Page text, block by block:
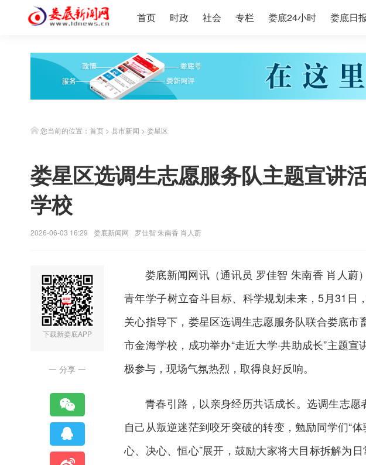
首页 时政 社会 专栏 娄底24小时 娄底日
您当前的位置： 首页 > 县市新闻 > 娄星区
娄星区选调生志愿服务队主题宣讲
学校
2026-06-03 16:29 娄底新闻网 罗佳智 朱南香 肖人蔚
下载新娄底APP
一 分享 一
娄底新闻网讯（通讯员 罗佳智 朱南香 肖人蔚）
青年学子树立奋斗目标、科学规划未来，5月31日
关心指导下，娄星区选调生志愿服务队联合娄底
市金海学校，成功举办“走近大学·共助成长”主题
极参与，现场气氛热烈，取得良好反响。
青春引路，以亲身经历共话成长。选调生志愿
自己从叛逆迷茫到咬牙突破的转变，勉励同学们“
心、决心、恒心”展开，鼓励大家将大目标拆解为